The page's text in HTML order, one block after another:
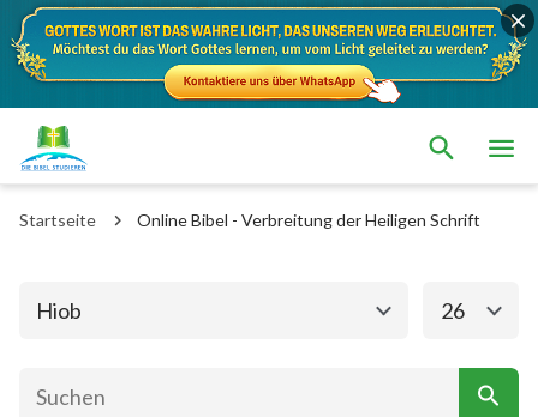
Startseite Online Bibel - Verbreitung der Heiligen Schrift
Hiob
Das alte Testament Das neue Testament
1. Mose 2. Mose
5. Mose
1.Samuel
26